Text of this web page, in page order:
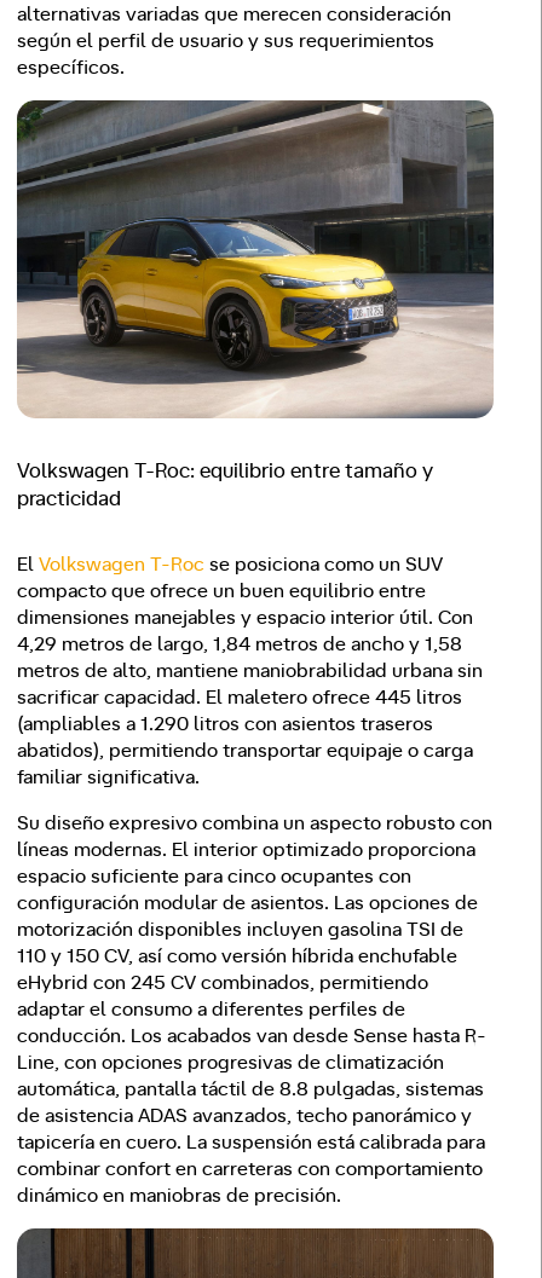
alternativas variadas que merecen consideración
según el perfil de usuario y sus requerimientos
específicos.
Volkswagen T-Roc: equilibrio entre tamaño y
practicidad
El Volkswagen T-Roc se posiciona como un SUV
compacto que ofrece un buen equilibrio entre
dimensiones manejables y espacio interior útil. Con
4,29 metros de largo, 1,84 metros de ancho y 1,58
metros de alto, mantiene maniobrabilidad urbana sin
sacrificar capacidad. El maletero ofrece 445 litros
(ampliables a 1.290 litros con asientos traseros
abatidos), permitiendo transportar equipaje o carga
familiar significativa.
Su diseño expresivo combina un aspecto robusto con
líneas modernas. El interior optimizado proporciona
espacio suficiente para cinco ocupantes con
configuración modular de asientos. Las opciones de
motorización disponibles incluyen gasolina TSI de
110 y 150 CV, así como versión híbrida enchufable
eHybrid con 245 CV combinados, permitiendo
adaptar el consumo a diferentes perfiles de
conducción. Los acabados van desde Sense hasta R-
Line, con opciones progresivas de climatización
automática, pantalla táctil de 8.8 pulgadas, sistemas
de asistencia ADAS avanzados, techo panorámico y
tapicería en cuero. La suspensión está calibrada para
combinar confort en carreteras con comportamiento
dinámico en maniobras de precisión.